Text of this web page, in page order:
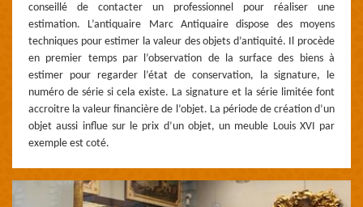
conseillé de contacter un professionnel pour réaliser une
estimation. L’antiquaire Marc Antiquaire dispose des moyens
techniques pour estimer la valeur des objets d’antiquité. Il procède
en premier temps par l’observation de la surface des biens à
estimer pour regarder l’état de conservation, la signature, le
numéro de série si cela existe. La signature et la série limitée font
accroitre la valeur financière de l’objet. La période de création d’un
objet aussi influe sur le prix d’un objet, un meuble Louis XVI par
exemple est coté.